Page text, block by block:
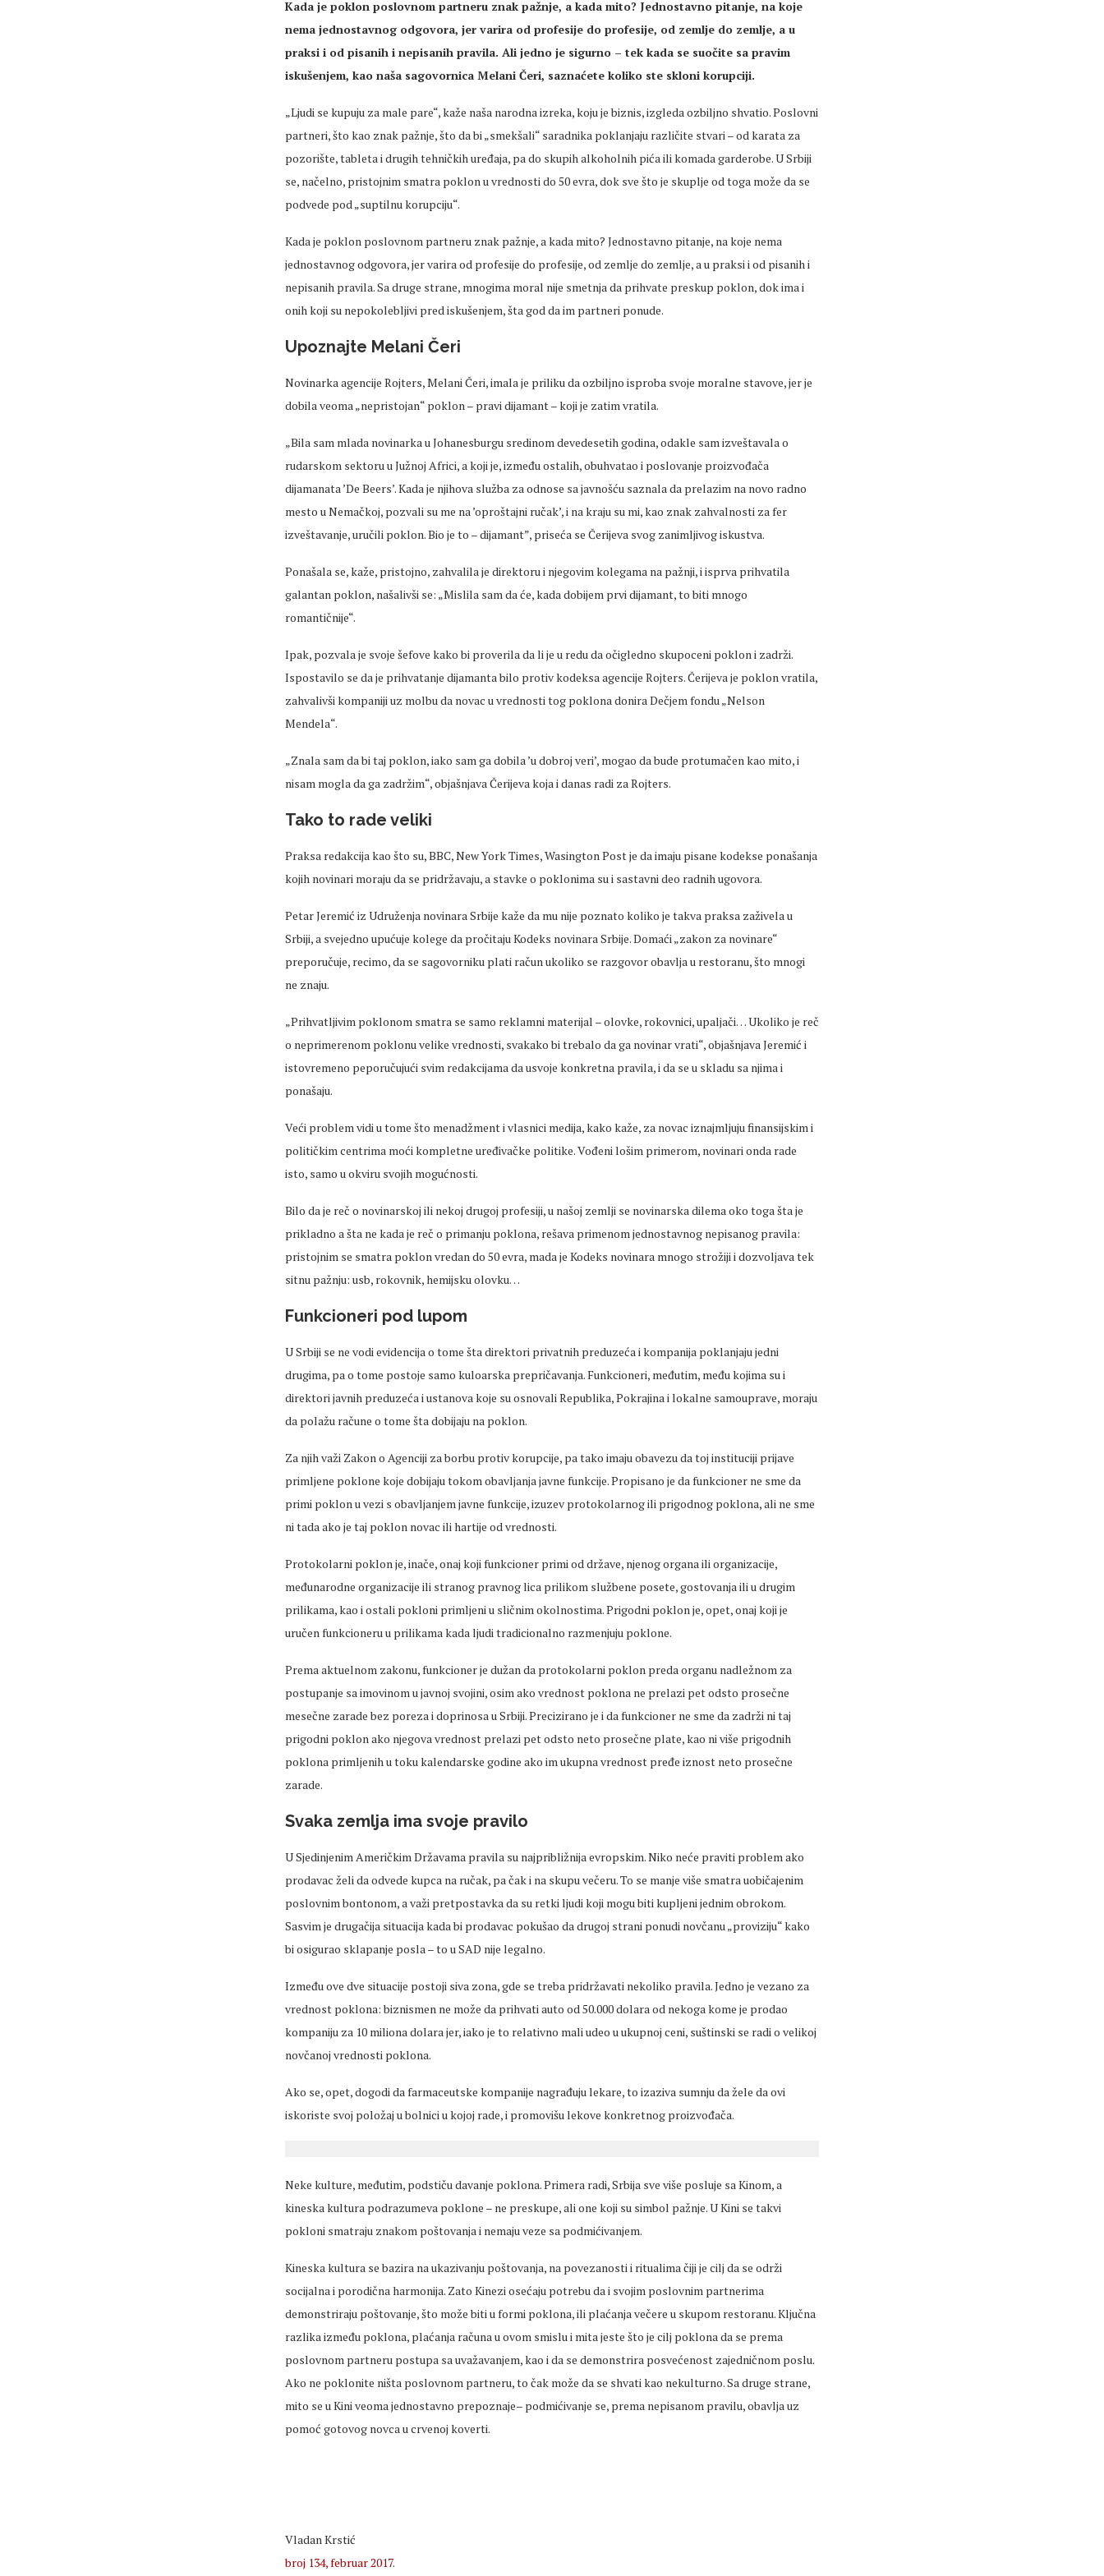
Kada je poklon poslovnom partneru znak pažnje, a kada mito? Jednostavno pitanje, na koje
nema jednostavnog odgovora, jer varira od profesije do profesije, od zemlje do zemlje, a u
praksi i od pisanih i nepisanih pravila. Ali jedno je sigurno – tek kada se suočite sa pravim
iskušenjem, kao naša sagovornica Melani Čeri, saznaćete koliko ste skloni korupciji.
„Ljudi se kupuju za male pare“, kaže naša narodna izreka, koju je biznis, izgleda ozbiljno shvatio. Poslovni
partneri, što kao znak pažnje, što da bi „smekšali“ saradnika poklanjaju različite stvari – od karata za
pozorište, tableta i drugih tehničkih uređaja, pa do skupih alkoholnih pića ili komada garderobe. U Srbiji
se, načelno, pristojnim smatra poklon u vrednosti do 50 evra, dok sve što je skuplje od toga može da se
podvede pod „suptilnu korupciju“.
Kada je poklon poslovnom partneru znak pažnje, a kada mito? Jednostavno pitanje, na koje nema
jednostavnog odgovora, jer varira od profesije do profesije, od zemlje do zemlje, a u praksi i od pisanih i
nepisanih pravila. Sa druge strane, mnogima moral nije smetnja da prihvate preskup poklon, dok ima i
onih koji su nepokolebljivi pred iskušenjem, šta god da im partneri ponude.
Upoznajte Melani Čeri
Novinarka agencije Rojters, Melani Čeri, imala je priliku da ozbiljno isproba svoje moralne stavove, jer je
dobila veoma „nepristojan“ poklon – pravi dijamant – koji je zatim vratila.
„Bila sam mlada novinarka u Johanesburgu sredinom devedesetih godina, odakle sam izveštavala o
rudarskom sektoru u Južnoj Africi, a koji je, između ostalih, obuhvatao i poslovanje proizvođača
dijamanata ’De Beers’. Kada je njihova služba za odnose sa javnošću saznala da prelazim na novo radno
mesto u Nemačkoj, pozvali su me na ’oproštajni ručak’, i na kraju su mi, kao znak zahvalnosti za fer
izveštavanje, uručili poklon. Bio je to – dijamant”, priseća se Čerijeva svog zanimljivog iskustva.
Ponašala se, kaže, pristojno, zahvalila je direktoru i njegovim kolegama na pažnji, i isprva prihvatila
galantan poklon, našalivši se: „Mislila sam da će, kada dobijem prvi dijamant, to biti mnogo
romantičnije“.
Ipak, pozvala je svoje šefove kako bi proverila da li je u redu da očigledno skupoceni poklon i zadrži.
Ispostavilo se da je prihvatanje dijamanta bilo protiv kodeksa agencije Rojters. Čerijeva je poklon vratila,
zahvalivši kompaniji uz molbu da novac u vrednosti tog poklona donira Dečjem fondu „Nelson
Mendela“.
„Znala sam da bi taj poklon, iako sam ga dobila ’u dobroj veri’, mogao da bude protumačen kao mito, i
nisam mogla da ga zadržim“, objašnjava Čerijeva koja i danas radi za Rojters.
Tako to rade veliki
Praksa redakcija kao što su, BBC, New York Times, Wasington Post je da imaju pisane kodekse ponašanja
kojih novinari moraju da se pridržavaju, a stavke o poklonima su i sastavni deo radnih ugovora.
Petar Jeremić iz Udruženja novinara Srbije kaže da mu nije poznato koliko je takva praksa zaživela u
Srbiji, a svejedno upućuje kolege da pročitaju Kodeks novinara Srbije. Domaći „zakon za novinare“
preporučuje, recimo, da se sagovorniku plati račun ukoliko se razgovor obavlja u restoranu, što mnogi
ne znaju.
„Prihvatljivim poklonom smatra se samo reklamni materijal – olovke, rokovnici, upaljači… Ukoliko je reč
o neprimerenom poklonu velike vrednosti, svakako bi trebalo da ga novinar vrati“, objašnjava Jeremić i
istovremeno peporučujući svim redakcijama da usvoje konkretna pravila, i da se u skladu sa njima i
ponašaju.
Veći problem vidi u tome što menadžment i vlasnici medija, kako kaže, za novac iznajmljuju finansijskim i
političkim centrima moći kompletne uređivačke politike. Vođeni lošim primerom, novinari onda rade
isto, samo u okviru svojih mogućnosti.
Bilo da je reč o novinarskoj ili nekoj drugoj profesiji, u našoj zemlji se novinarska dilema oko toga šta je
prikladno a šta ne kada je reč o primanju poklona, rešava primenom jednostavnog nepisanog pravila:
pristojnim se smatra poklon vredan do 50 evra, mada je Kodeks novinara mnogo strožiji i dozvoljava tek
sitnu pažnju: usb, rokovnik, hemijsku olovku…
Funkcioneri pod lupom
U Srbiji se ne vodi evidencija o tome šta direktori privatnih preduzeća i kompanija poklanjaju jedni
drugima, pa o tome postoje samo kuloarska prepričavanja. Funkcioneri, međutim, među kojima su i
direktori javnih preduzeća i ustanova koje su osnovali Republika, Pokrajina i lokalne samouprave, moraju
da polažu račune o tome šta dobijaju na poklon.
Za njih važi Zakon o Agenciji za borbu protiv korupcije, pa tako imaju obavezu da toj instituciji prijave
primljene poklone koje dobijaju tokom obavljanja javne funkcije. Propisano je da funkcioner ne sme da
primi poklon u vezi s obavljanjem javne funkcije, izuzev protokolarnog ili prigodnog poklona, ali ne sme
ni tada ako je taj poklon novac ili hartije od vrednosti.
Protokolarni poklon je, inače, onaj koji funkcioner primi od države, njenog organa ili organizacije,
međunarodne organizacije ili stranog pravnog lica prilikom službene posete, gostovanja ili u drugim
prilikama, kao i ostali pokloni primljeni u sličnim okolnostima. Prigodni poklon je, opet, onaj koji je
uručen funkcioneru u prilikama kada ljudi tradicionalno razmenjuju poklone.
Prema aktuelnom zakonu, funkcioner je dužan da protokolarni poklon preda organu nadležnom za
postupanje sa imovinom u javnoj svojini, osim ako vrednost poklona ne prelazi pet odsto prosečne
mesečne zarade bez poreza i doprinosa u Srbiji. Precizirano je i da funkcioner ne sme da zadrži ni taj
prigodni poklon ako njegova vrednost prelazi pet odsto neto prosečne plate, kao ni više prigodnih
poklona primljenih u toku kalendarske godine ako im ukupna vrednost pređe iznost neto prosečne
zarade.
Svaka zemlja ima svoje pravilo
U Sjedinjenim Američkim Državama pravila su najpribližnija evropskim. Niko neće praviti problem ako
prodavac želi da odvede kupca na ručak, pa čak i na skupu večeru. To se manje više smatra uobičajenim
poslovnim bontonom, a važi pretpostavka da su retki ljudi koji mogu biti kupljeni jednim obrokom.
Sasvim je drugačija situacija kada bi prodavac pokušao da drugoj strani ponudi novčanu „proviziju“ kako
bi osigurao sklapanje posla – to u SAD nije legalno.
Između ove dve situacije postoji siva zona, gde se treba pridržavati nekoliko pravila. Jedno je vezano za
vrednost poklona: biznismen ne može da prihvati auto od 50.000 dolara od nekoga kome je prodao
kompaniju za 10 miliona dolara jer, iako je to relativno mali udeo u ukupnoj ceni, suštinski se radi o velikoj
novčanoj vrednosti poklona.
Ako se, opet, dogodi da farmaceutske kompanije nagrađuju lekare, to izaziva sumnju da žele da ovi
iskoriste svoj položaj u bolnici u kojoj rade, i promovišu lekove konkretnog proizvođača.
Neke kulture, međutim, podstiču davanje poklona. Primera radi, Srbija sve više posluje sa Kinom, a
kineska kultura podrazumeva poklone – ne preskupe, ali one koji su simbol pažnje. U Kini se takvi
pokloni smatraju znakom poštovanja i nemaju veze sa podmićivanjem.
Kineska kultura se bazira na ukazivanju poštovanja, na povezanosti i ritualima čiji je cilj da se održi
socijalna i porodična harmonija. Zato Kinezi osećaju potrebu da i svojim poslovnim partnerima
demonstriraju poštovanje, što može biti u formi poklona, ili plaćanja večere u skupom restoranu. Ključna
razlika između poklona, plaćanja računa u ovom smislu i mita jeste što je cilj poklona da se prema
poslovnom partneru postupa sa uvažavanjem, kao i da se demonstrira posvećenost zajedničnom poslu.
Ako ne poklonite ništa poslovnom partneru, to čak može da se shvati kao nekulturno. Sa druge strane,
mito se u Kini veoma jednostavno prepoznaje– podmićivanje se, prema nepisanom pravilu, obavlja uz
pomoć gotovog novca u crvenoj koverti.
Vladan Krstić
broj 134, februar 2017.